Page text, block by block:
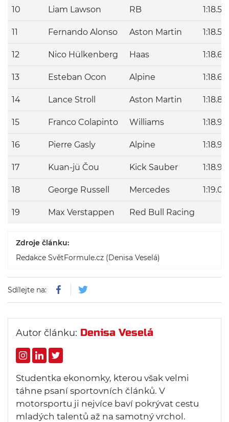
10 Liam Lawson RB
11 Fernando Alonso Aston Martin
12 Nico Hülkenberg Haas
13 Esteban Ocon Alpine
14 Lance Stroll Aston Martin
15 Franco Colapinto Williams
16 Pierre Gasly Alpine
17 Kuan-jü Čou Kick Sauber
18 George Russell Mercedes
19 Max Verstappen Red Bull Racing
Zdroje článku:
Redakce SvětFormule.cz (Denisa Veselá)
Sdílejte na:
Autor článku: Denisa Veselá
Studentka ekonomky, kterou však velmi
táhne psaní sportovních článků. V
motorsportu ji nejvíce baví pokrývat cestu
mladých talentů až na samotný vrchol.